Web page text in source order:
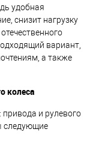
удобная
снизит нагрузку
вариант,
а также
колеса
привода и рулевого
следующие